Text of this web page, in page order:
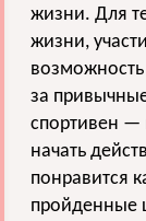
жизни. Для
жизни,
возможность
за
спортивен —
начать
понравится
пройденные